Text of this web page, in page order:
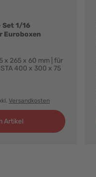
1/16
Euroboxen
x 265 x 60 mm | für
400 x 300 x 75
Versandkosten
Artikel